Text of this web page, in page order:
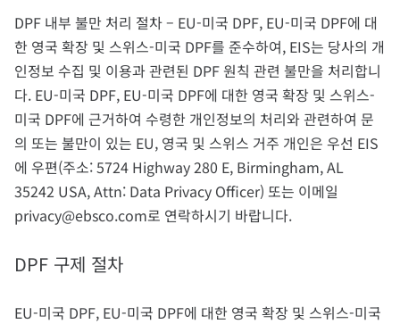
DPF 내부 불만 처리 절차 – EU-미국 DPF, EU-미국 DPF에 대
한 영국 확장 및 스위스-미국 DPF를 준수하여, EIS는 당사의 개
인정보 수집 및 이용과 관련된 DPF 원칙 관련 불만을 처리합니
다. EU-미국 DPF, EU-미국 DPF에 대한 영국 확장 및 스위스-
미국 DPF에 근거하여 수령한 개인정보의 처리와 관련하여 문
의 또는 불만이 있는 EU, 영국 및 스위스 거주 개인은 우선 EIS
에 우편(주소: 5724 Highway 280 E, Birmingham, AL
35242 USA, Attn: Data Privacy Officer) 또는 이메일
privacy@ebsco.com로 연락하시기 바랍니다.
DPF 구제 절차
EU-미국 DPF, EU-미국 DPF에 대한 영국 확장 및 스위스-미국